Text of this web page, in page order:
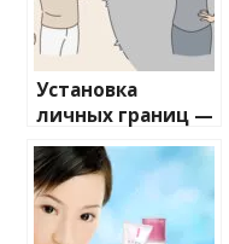
Установка
личных границ —
Пошаговое
руководство для
крепких
отношений